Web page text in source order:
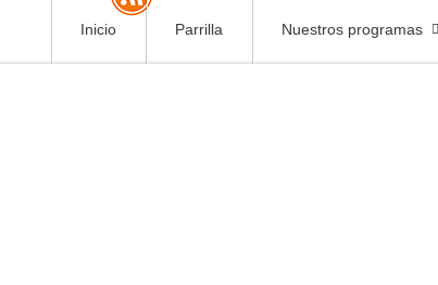
Inicio Parrilla Nuestros programas